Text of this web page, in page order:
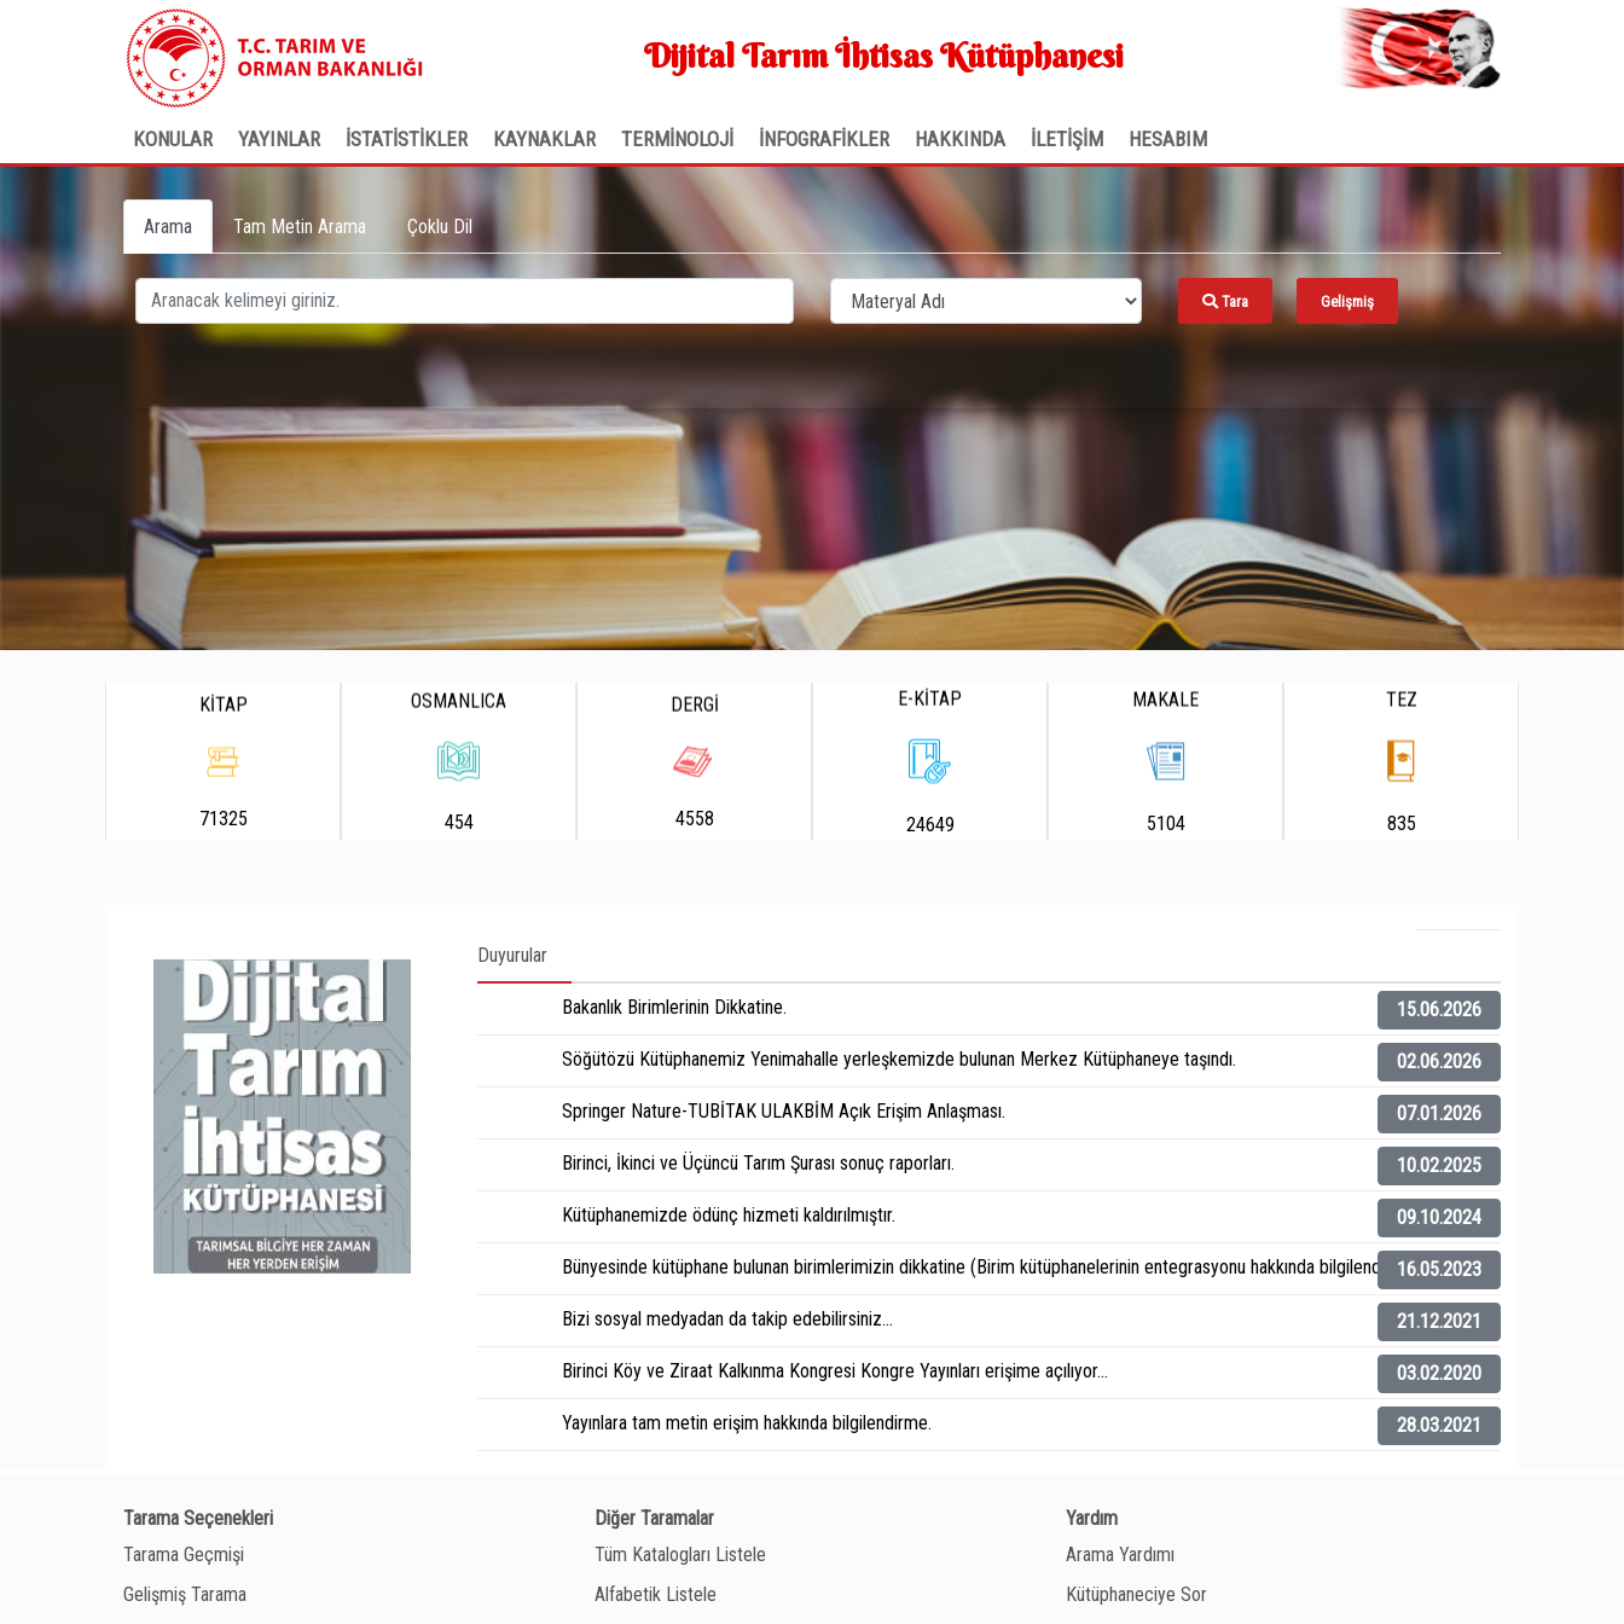
Dijital Tarım İhtisas Kütüphanesi
KONULAR YAYINLAR İSTATİSTİKLER KAYNAKLAR TERMİNOLOJİ İNFOGRAFİKLER HAKKINDA İLETİŞİM HESABIM
Arama Tam Metin Arama Çoklu Dil
Tara Gelişmiş
KİTAP
71325
OSMANLICA
454
DERGİ
4558
E-KİTAP
24649
MAKALE
5104
TEZ
835
Duyurular
Bakanlık Birimlerinin Dikkatine. 15.06.2026
Söğütözü Kütüphanemiz Yenimahalle yerleşkemizde bulunan Merkez Kütüphaneye taşındı. 02.06.2026
Springer Nature-TUBİTAK ULAKBİM Açık Erişim Anlaşması. 07.01.2026
Birinci, İkinci ve Üçüncü Tarım Şurası sonuç raporları. 10.02.2025
Kütüphanemizde ödünç hizmeti kaldırılmıştır. 09.10.2024
Bünyesinde kütüphane bulunan birimlerimizin dikkatine (Birim kütüphanelerinin entegrasyonu hakkında bilgilendirme).16.05.2023
Bizi sosyal medyadan da takip edebilirsiniz... 21.12.2021
Birinci Köy ve Ziraat Kalkınma Kongresi Kongre Yayınları erişime açılıyor... 03.02.2020
Yayınlara tam metin erişim hakkında bilgilendirme. 28.03.2021
Tarama Seçenekleri
Tarama Geçmişi
Gelişmiş Tarama
Diğer Taramalar
Tüm Katalogları Listele
Alfabetik Listele
Yardım
Arama Yardımı
Kütüphaneciye Sor